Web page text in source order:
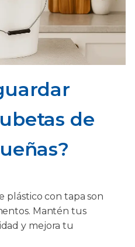
de
plástico con tapa son
Mantén tus
y mejora tu